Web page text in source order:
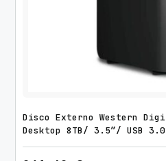
Disco Externo Western
Desktop 8TB/ 3.5″/ USB 3.0